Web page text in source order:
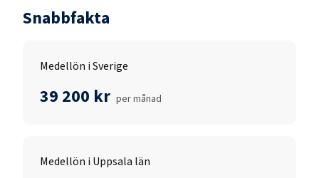
Snabbfakta
Medellön i Sverige
39 200 kr per månad
Medellön i Uppsala län